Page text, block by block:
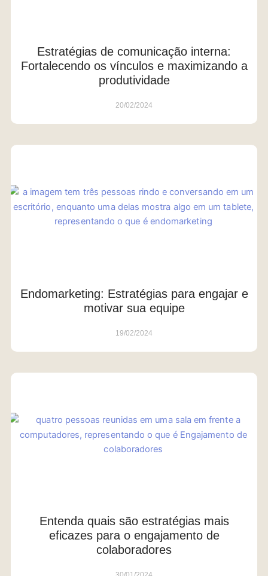
Estratégias de comunicação interna:
Fortalecendo os vínculos e maximizando a
produtividade
20/02/2024
Endomarketing: Estratégias para engajar e
motivar sua equipe
19/02/2024
Entenda quais são estratégias mais
eficazes para o engajamento de
colaboradores